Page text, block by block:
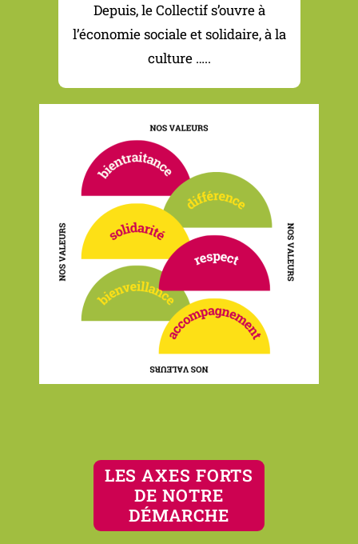
Depuis, le Collectif s’ouvre à
l’économie sociale et solidaire, à la
culture …..
LES AXES FORTS
DE NOTRE
DÉMARCHE